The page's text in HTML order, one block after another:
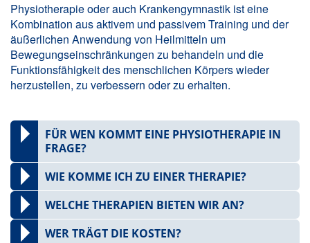
Physiotherapie oder auch Krankengymnastik ist eine
Kombination aus aktivem und passivem Training und der
äußerlichen Anwendung von Heilmitteln um
Bewegungseinschränkungen zu behandeln und die
Funktionsfähigkeit des menschlichen Körpers wieder
herzustellen, zu verbessern oder zu erhalten.
FÜR WEN KOMMT EINE PHYSIOTHERAPIE IN
FRAGE?
WIE KOMME ICH ZU EINER THERAPIE?
WELCHE THERAPIEN BIETEN WIR AN?
WER TRÄGT DIE KOSTEN?